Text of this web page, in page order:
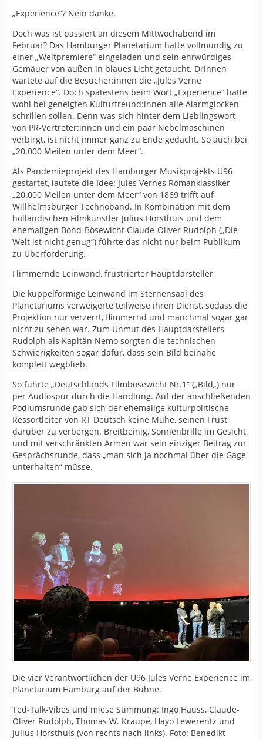
„Experience“? Nein danke.
Doch was ist passiert an diesem Mittwochabend im
Februar? Das Hamburger Planetarium hatte vollmundig zu
einer „Weltpremiere“ eingeladen und sein ehrwürdiges
Gemäuer von außen in blaues Licht getaucht. Drinnen
wartete auf die Besucher:innen die „Jules Verne
Experience“. Doch spätestens beim Wort „Experience“ hätte
wohl bei geneigten Kulturfreund:innen alle Alarmglocken
schrillen sollen. Denn was sich hinter dem Lieblingswort
von PR-Vertreter:innen und ein paar Nebelmaschinen
verbirgt, ist nicht immer ganz zu Ende gedacht. So auch bei
„20.000 Meilen unter dem Meer“.
Als Pandemieprojekt des Hamburger Musikprojekts U96
gestartet, lautete die Idee: Jules Vernes Romanklassiker
„20.000 Meilen unter dem Meer“ von 1869 trifft auf
Willhelmsburger Technoband. In Kombination mit dem
holländischen Filmkünstler Julius Horsthuis und dem
ehemaligen Bond-Bösewicht Claude-Oliver Rudolph („Die
Welt ist nicht genug“) führte das nicht nur beim Publikum
zu Überforderung.
Flimmernde Leinwand, frustrierter Hauptdarsteller
Die kuppelförmige Leinwand im Sternensaal des
Planetariums verweigerte teilweise ihren Dienst, sodass die
Projektion nur verzerrt, flimmernd und manchmal sogar gar
nicht zu sehen war. Zum Unmut des Hauptdarstellers
Rudolph als Kapitän Nemo sorgten die technischen
Schwierigkeiten sogar dafür, dass sein Bild beinahe
komplett wegblieb.
So führte „Deutschlands Filmbösewicht Nr.1“ („Bild„) nur
per Audiospur durch die Handlung. Auf der anschließenden
Podiumsrunde gab sich der ehemalige kulturpolitische
Ressortleiter von RT Deutsch keine Mühe, seinen Frust
darüber zu verbergen. Breitbeinig, Sonnenbrille im Gesicht
und mit verschränkten Armen war sein einziger Beitrag zur
Gesprächsrunde, dass „man sich ja nochmal über die Gage
unterhalten“ müsse.
Die vier Verantwortlichen der U96 Jules Verne Experience im
Planetarium Hamburg auf der Bühne.
Ted-Talk-Vibes und miese Stimmung: Ingo Hauss, Claude-
Oliver Rudolph, Thomas W. Kraupe, Hayo Lewerentz und
Julius Horsthuis (von rechts nach links). Foto: Benedikt